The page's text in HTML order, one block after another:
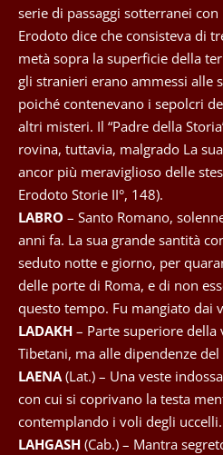
serie di passaggi sotterranei
Erodoto dice che consisteva di
metà sopra la superficie della
gli stranieri erano ammessi alle
poiché contenevano i sepolcri
altri misteri. Il “Padre della
rovina, tuttavia, malgrado La
ancor più meraviglioso delle
Erodoto Storie II°, 148).
LABRO – Santo Romano,
anni fa. La sua grande santità
seduto notte e giorno, per
delle porte di Roma, e di non
questo tempo. Fu mangiato dai
LADAKH – Parte superiore della
Tibetani, ma alle dipendenze del
LAENA (Lat.) – Una veste
con cui si coprivano la testa
contemplando i voli degli uccelli.
LAHGASH (Cab.) – Mantra